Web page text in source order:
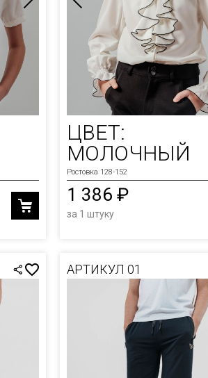
ЦВЕТ:
МОЛОЧНЫЙ
Ростовка 128-152
1 386 ₽
за 1 штуку
АРТИКУЛ 01